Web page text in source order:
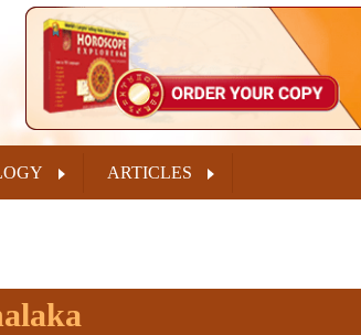
ARTICLES